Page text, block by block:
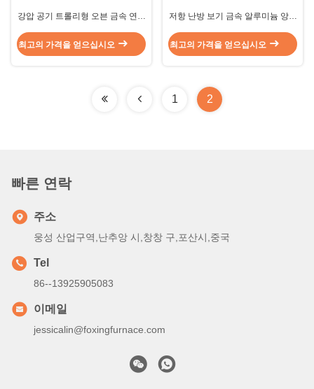
강압 공기 트롤리형 오븐 금속 연기
최고의 가격을 얻으십시오
저항 난방 보기 금속 알루미늄 앙플
최고의 가격을 얻으십시오
1 2
빠른 연락
주소
웅성 산업구역,난추앙 시,창창 구,포산시,중국
Tel
86--13925905083
이메일
jessicalin@foxingfurnace.com